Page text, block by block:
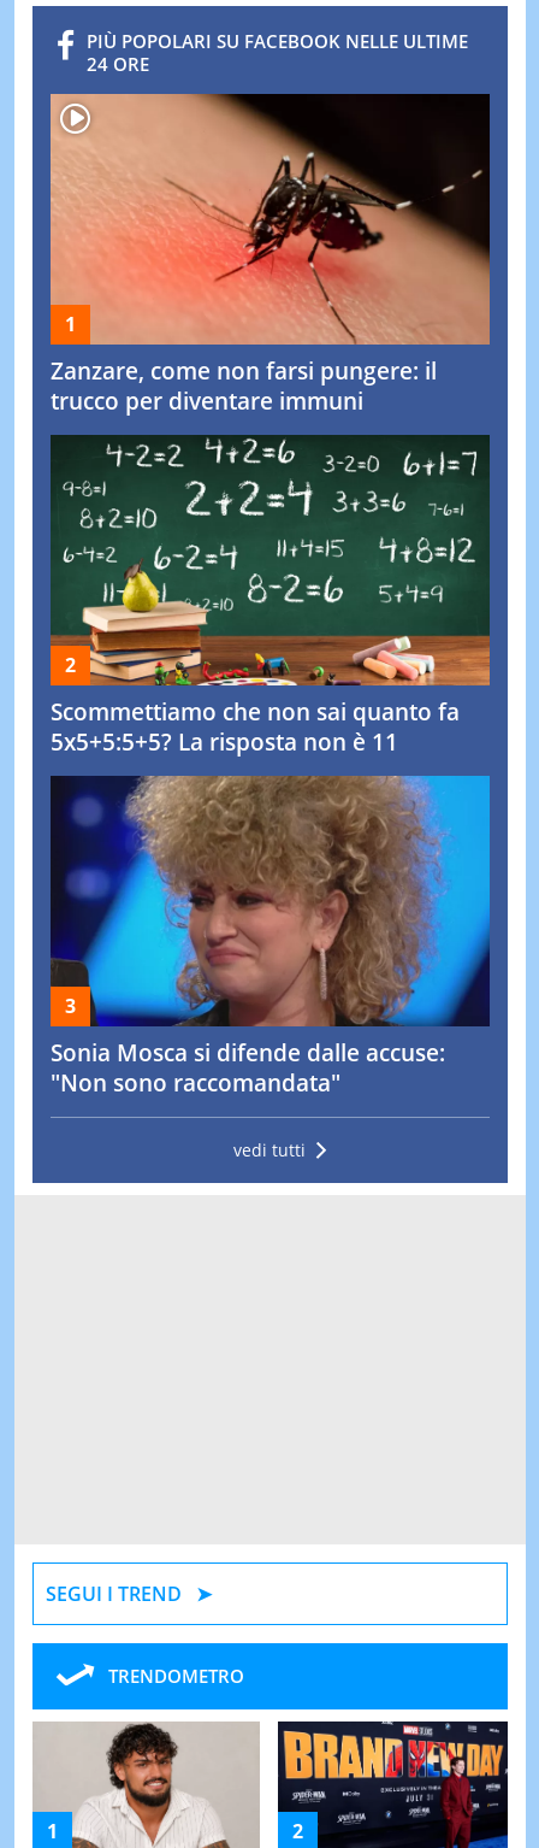
PIÙ POPOLARI SU FACEBOOK NELLE ULTIME
24 ORE
Zanzare, come non farsi pungere: il
trucco per diventare immuni
Scommettiamo che non sai quanto fa
5x5+5:5+5? La risposta non è 11
Sonia Mosca si difende dalle accuse:
"Non sono raccomandata"
vedi tutti
SEGUI I TREND
TRENDOMETRO